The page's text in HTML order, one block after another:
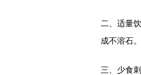
二、适量
成不溶石
三、少食